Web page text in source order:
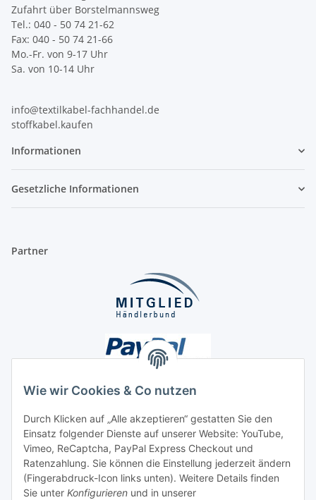
Wie wir Cookies & Co nutzen
Durch Klicken auf „Alle akzeptieren“ gestatten Sie den
Einsatz folgender Dienste auf unserer Website: YouTube,
Vimeo, ReCaptcha, PayPal Express Checkout und
Ratenzahlung. Sie können die Einstellung jederzeit ändern
(Fingerabdruck-Icon links unten). Weitere Details finden
Sie unter Konfigurieren und in unserer
Zufahrt über Borstelmannsweg
Tel.: 040 - 50 74 21-62
Fax: 040 - 50 74 21-66
Mo.-Fr. von 9-17 Uhr
Sa. von 10-14 Uhr
info@textilkabel-fachhandel.de
stoffkabel.kaufen
Informationen
Gesetzliche Informationen
Partner
Unsere Seiten
Social Media